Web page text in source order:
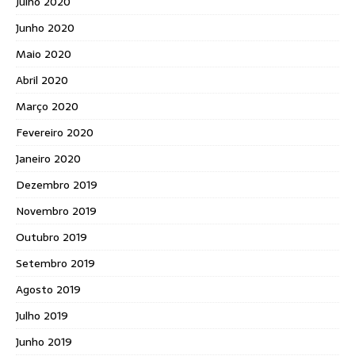
Junho 2020
Maio 2020
Abril 2020
Março 2020
Fevereiro 2020
Janeiro 2020
Dezembro 2019
Novembro 2019
Outubro 2019
Setembro 2019
Agosto 2019
Julho 2019
Junho 2019